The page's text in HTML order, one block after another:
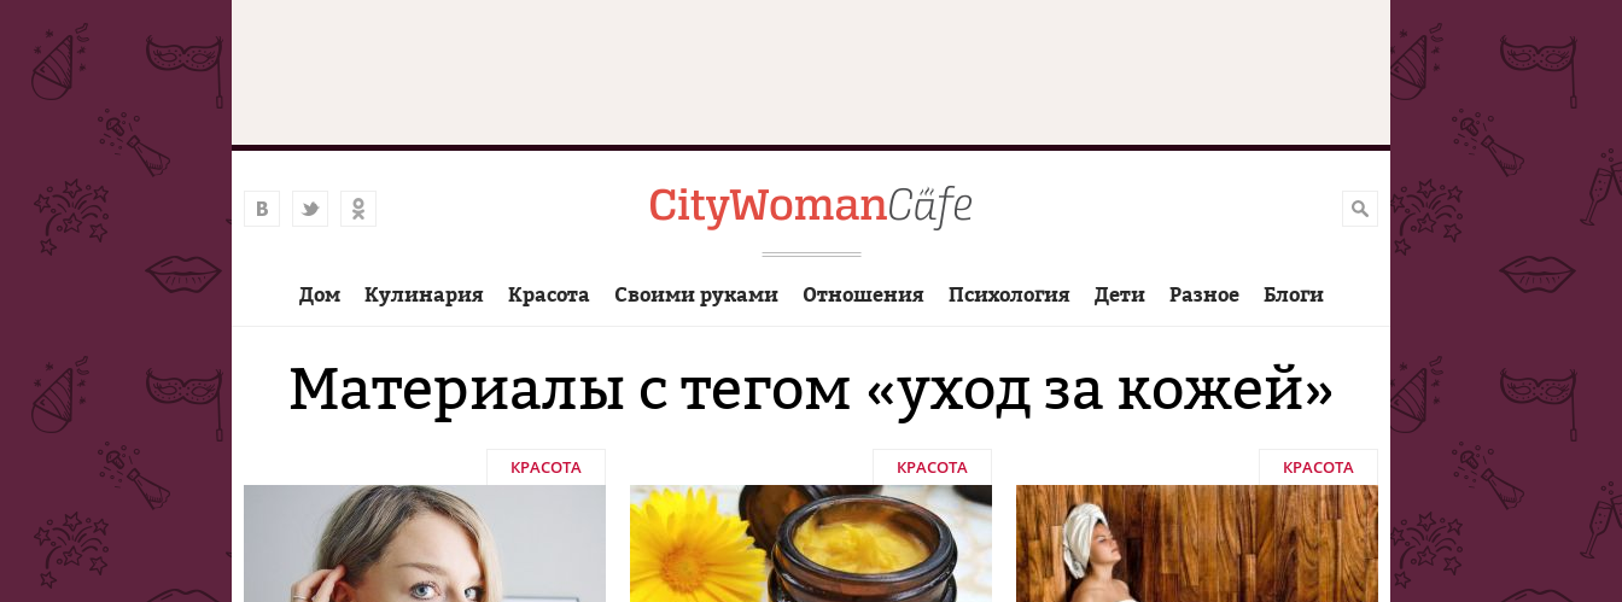
Дом Кулинария Красота Своими руками Отношения Психология Дети Разное Блоги
Материалы с тегом «уход за кожей»
КРАСОТА КРАСОТА КРАСОТА
Страницы